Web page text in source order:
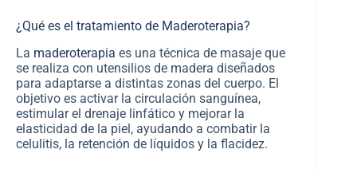
¿Qué es el tratamiento de Maderoterapia?
La maderoterapia es una técnica de masaje que
se realiza con utensilios de madera diseñados
para adaptarse a distintas zonas del cuerpo. El
objetivo es activar la circulación sanguínea,
estimular el drenaje linfático y mejorar la
elasticidad de la piel, ayudando a combatir la
celulitis, la retención de líquidos y la flacidez.